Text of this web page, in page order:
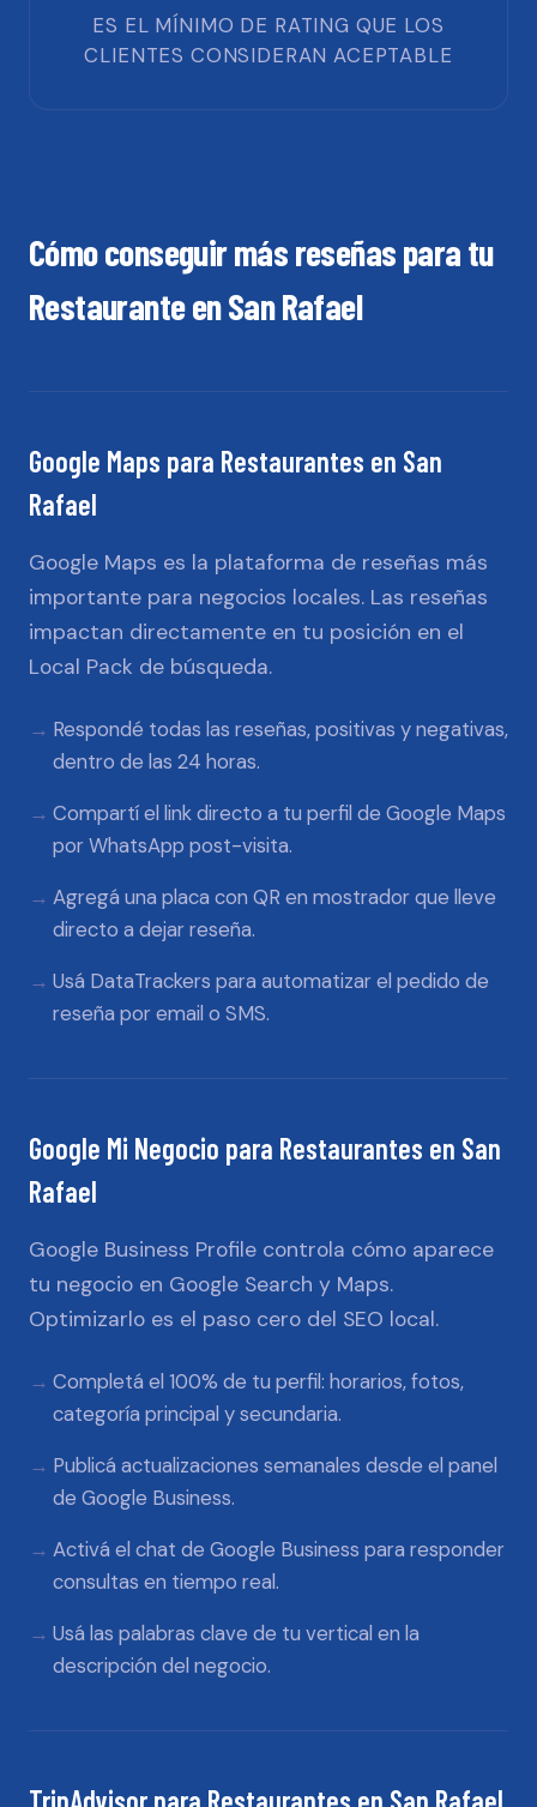
ES EL MÍNIMO DE RATING QUE LOS
CLIENTES CONSIDERAN ACEPTABLE
Cómo conseguir más reseñas para tu
RestauranteenSan Rafael
Google Maps para Restaurantes en San
Rafael
Google Maps es la plataforma de reseñas más
importante para negocios locales. Las reseñas
impactan directamente en tu posición en el
Local Pack de búsqueda.
Respondé todas las reseñas, positivas y negativas,
dentro de las 24 horas.
Compartí el link directo a tu perfil de Google Maps
por WhatsApp post-visita.
Agregá una placa con QR en mostrador que lleve
directo a dejar reseña.
Usá DataTrackers para automatizar el pedido de
reseña por email o SMS.
Google Mi Negocio para Restaurantes en San
Rafael
Google Business Profile controla cómo aparece
tu negocio en Google Search y Maps.
Optimizarlo es el paso cero del SEO local.
Completá el 100% de tu perfil: horarios, fotos,
categoría principal y secundaria.
Publicá actualizaciones semanales desde el panel
de Google Business.
Activá el chat de Google Business para responder
consultas en tiempo real.
Usá las palabras clave de tu vertical en la
descripción del negocio.